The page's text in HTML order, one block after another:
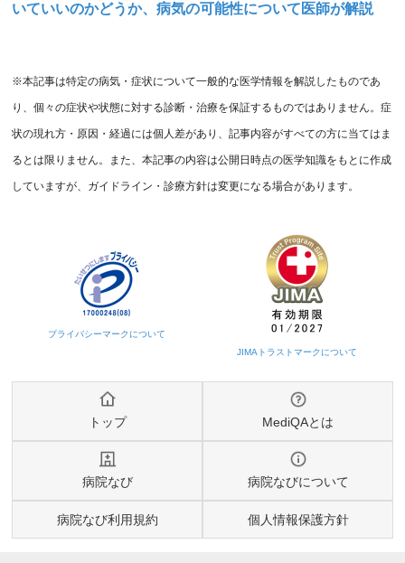
いていいのかどうか、病気の可能性について医師が解説
※本記事は特定の病気・症状について一般的な医学情報を解説したものであ
り、個々の症状や状態に対する診断・治療を保証するものではありません。症
状の現れ方・原因・経過には個人差があり、記事内容がすべての方に当てはま
るとは限りません。また、本記事の内容は公開日時点の医学知識をもとに作成
していますが、ガイドライン・診療方針は変更になる場合があります。
トップ MediQAとは
病院なび 病院なびについて
病院なび利用規約 個人情報保護方針